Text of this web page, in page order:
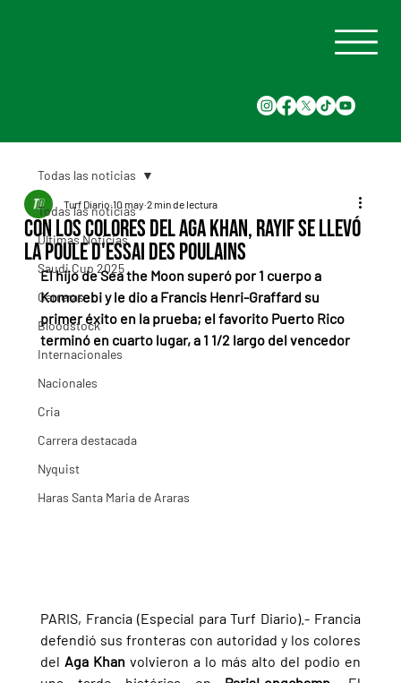
Todas las noticias
Últimas Noticias
Saudi Cup 2025
Carreras
Bloodstock
Internacionales
Nacionales
Cria
Carrera destacada
Nyquist
Haras Santa Maria de Araras
Todas las noticias
Con los colores del Aga Khan, Rayif se llevó
la Poule d'Essai des Poulains
Turf Diario 10 may 2 min de lectura
El hijo de Sea the Moon superó por 1 cuerpo a
Komorebi y le dio a Francis Henri-Graffard su
primer éxito en la prueba; el favorito Puerto Rico
terminó en cuarto lugar, a 1 1/2 largo del vencedor
PARIS, Francia (Especial para Turf Diario).- Francia
defendió sus fronteras con autoridad y los colores
del Aga Khan volvieron a lo más alto del podio en